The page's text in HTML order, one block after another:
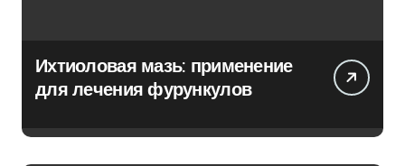
Ихтиоловая мазь: применение
для лечения фурункулов